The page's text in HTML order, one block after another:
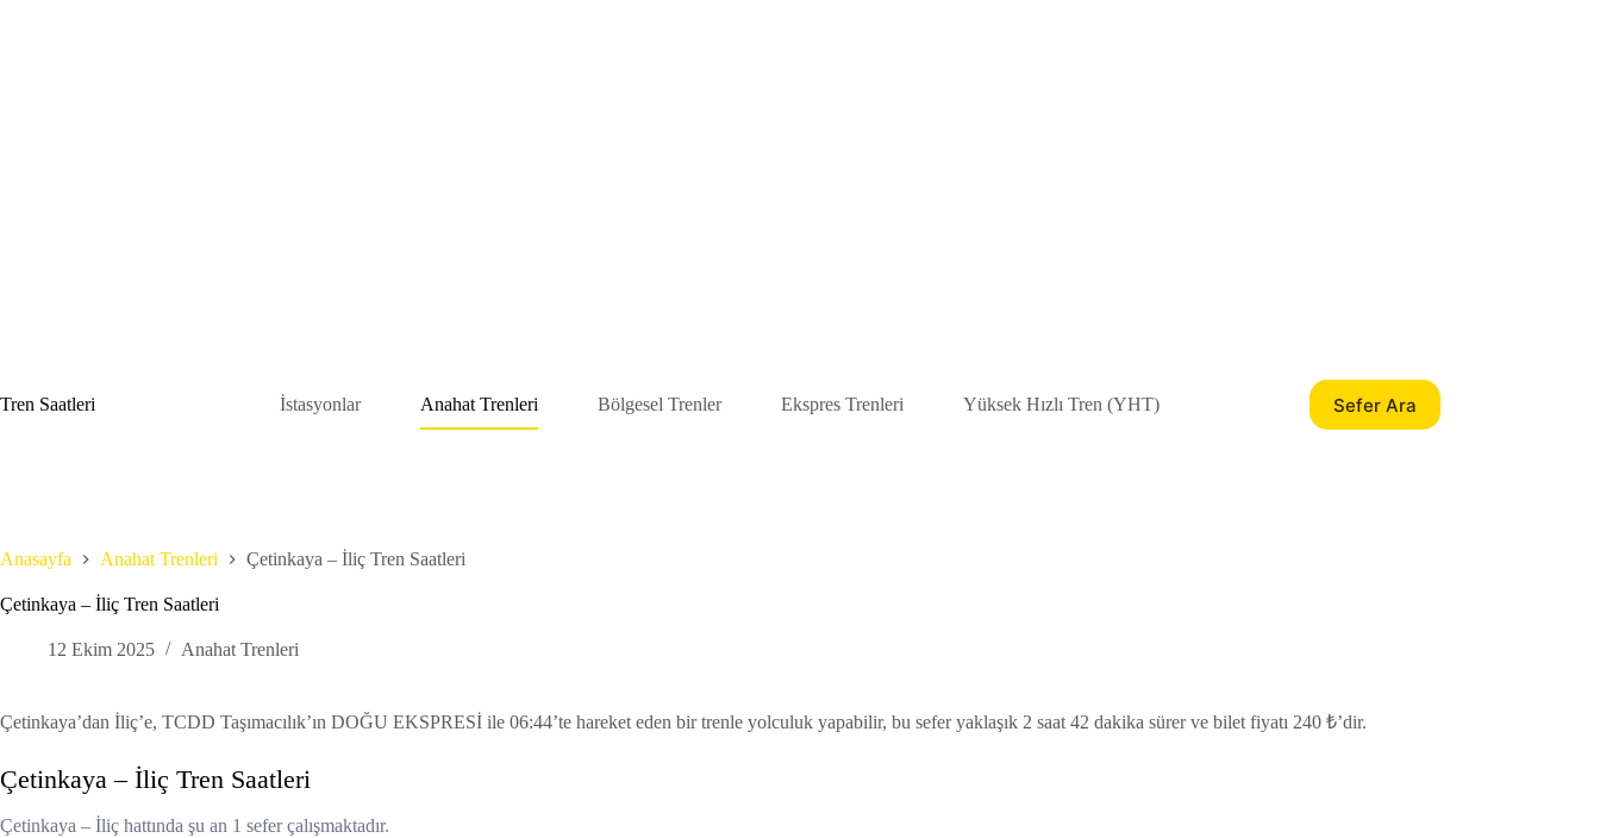
Tren Saatleri
İstasyonlar Anahat Trenleri Bölgesel Trenler Ekspres Trenleri Yüksek Hızlı Tren (YHT) Sefer Ara
Anasayfa Anahat Trenleri Çetinkaya – İliç Tren Saatleri
Çetinkaya – İliç Tren Saatleri
12 Ekim 2025 Anahat Trenleri
Çetinkaya’dan İliç’e, TCDD Taşımacılık’ın DOĞU EKSPRESİ ile 06:44’te hareket eden bir trenle yolculuk yapabilir, bu sefer yaklaşık 2 saat 42 dakika sürer ve bilet fiyatı 240 ₺’dir.
Çetinkaya – İliç Tren Saatleri
Çetinkaya – İliç hattında şu an 1 sefer çalışmaktadır.